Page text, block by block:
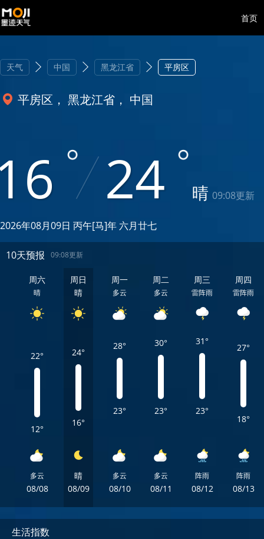
首页
天气 中国 黑龙江省 平房区
平房区， 黑龙江省， 中国
24 晴 09:08更新
2026年08月09日 丙午[马]年 六月廿七
10天预报 09:08更新
周六
晴
22°
12°
多云
08/08
周日
晴
24°
16°
晴
08/09
周一
多云
28°
23°
多云
08/10
周二
多云
30°
23°
多云
08/11
周三
雷阵雨
31°
23°
阵雨
08/12
周四
雷阵雨
27°
18°
阵雨
08/13
生活指数